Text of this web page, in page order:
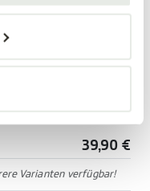
'Cox Orange'
domestica ' Cox Orange'
39,90 €
Varianten verfügbar!